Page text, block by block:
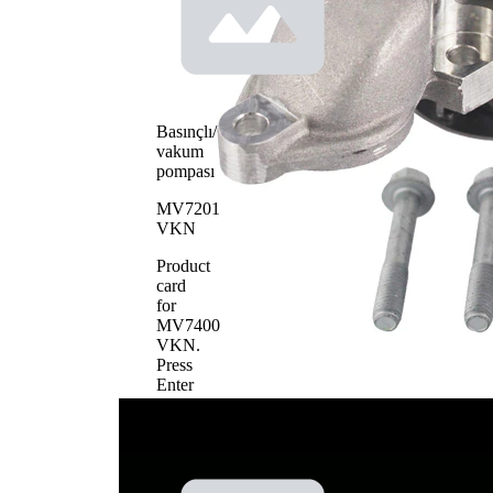
pompa
Plastik
Basınçlı/
vakum
pompası
MV7201
VKN
Product
card
for
MV7400
VKN.
Press
Enter
to